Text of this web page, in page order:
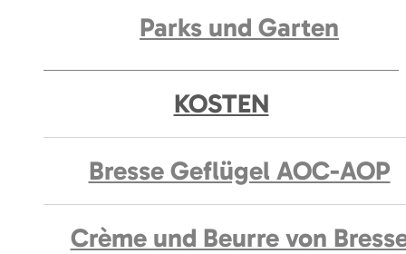
Parks und Garten
KOSTEN
Bresse Geflügel AOC-AOP
Crème und Beurre von